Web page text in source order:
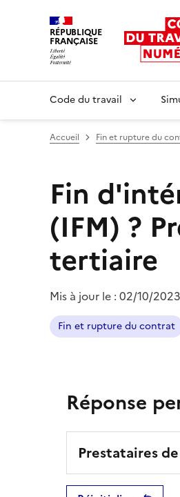
RÉPUBLIQUE
FRANÇAISE
Code du travail
Accueil Fin et rupture du
Fin
(IFM) ?
tertiaire
Mis à jour le : 02/10/2023
Fin et rupture du contrat
Réponse
Prestataires